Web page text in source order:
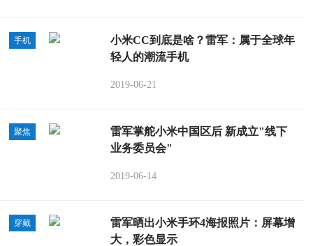
手机
小米CC到底是啥？雷军：属于全球年
轻人的潮流手机
2019-06-21
聚焦
雷军掌舵小米中国区后 新成立"线下
业务委员会"
2019-06-14
穿戴
雷军晒出小米手环4海报照片：屏幕增
大，彩色显示